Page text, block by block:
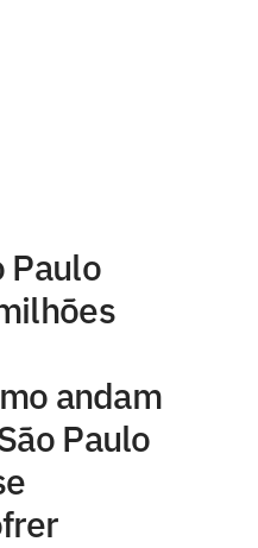
Paulo
andam
Paulo